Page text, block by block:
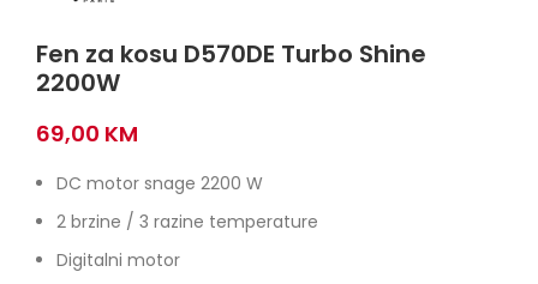
Fen za kosu D570DE Turbo Shine
2200W
69,00 KM
DC motor snage 2200 W
2 brzine / 3 razine temperature
Digitalni motor